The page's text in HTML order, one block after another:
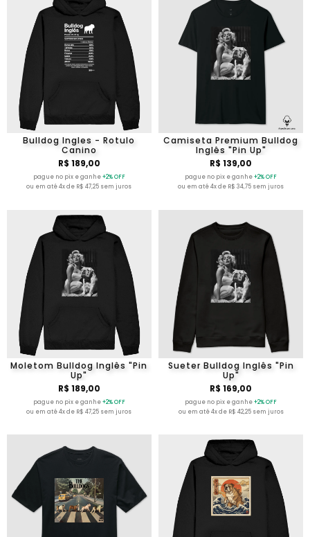
Bulldog Ingles - Rotulo
Canino
R$ 189,00
pague no pix e ganhe+2% OFF
ou em até 4x de R$ 47,25 sem juros
Camiseta Premium Bulldog
Inglês "Pin Up"
R$ 139,00
pague no pix e ganhe+2% OFF
ou em até 4x de R$ 34,75 sem juros
Moletom Bulldog Inglês "Pin
Up"
R$ 189,00
pague no pix e ganhe+2% OFF
ou em até 4x de R$ 47,25 sem juros
Sueter Bulldog Inglês "Pin
Up"
R$ 169,00
pague no pix e ganhe+2% OFF
ou em até 4x de R$ 42,25 sem juros